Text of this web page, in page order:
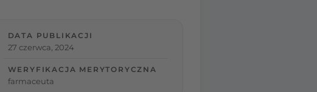
DATA PUBLIKACJI
27 czerwca, 2024
WERYFIKACJA MERYTORYCZNA
farmaceuta